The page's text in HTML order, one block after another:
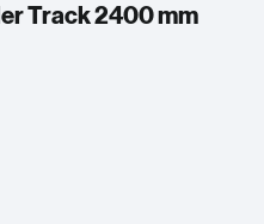
Track 2400 mm